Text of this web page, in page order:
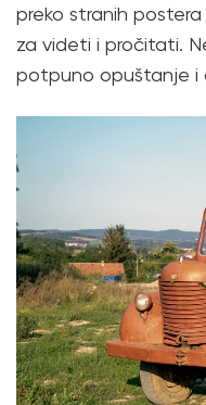
preko stranih
za videti i pročitati.
potpuno opuštanje i